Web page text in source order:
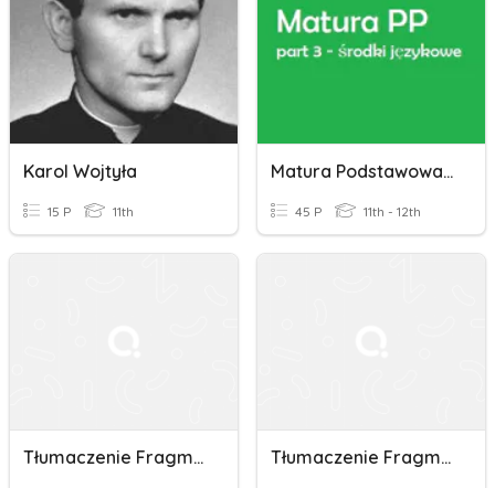
Karol Wojtyła
15 P 11th
Matura Podstawowa - Tłumaczenia / Uzupełnij.
45 P 11th - 12th
Tłumaczenie Fragmentów Zdań Part 1 Tłumaczenie Fragmentów Zdań Part 2